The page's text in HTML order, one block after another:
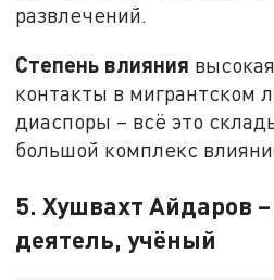
развлечений.
Степень влияния
контакты в мигрантском
диаспоры – всё это
большой комплекс
5. Хушвахт Айдаров
деятель, учёный